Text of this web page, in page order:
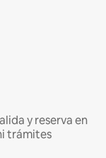
y reserva en
trámites